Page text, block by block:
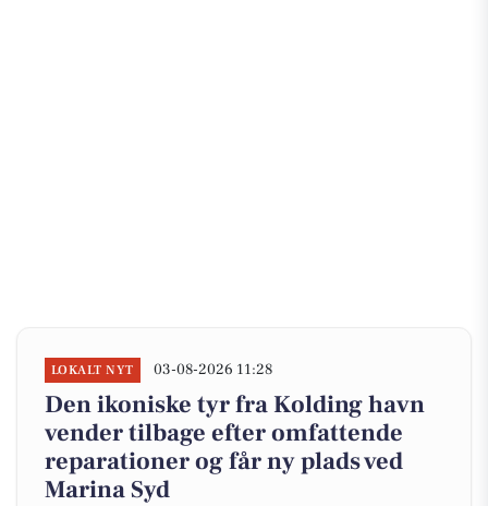
LOKALT NYT 03-08-2026 11:28
Den ikoniske tyr fra Kolding havn
vender tilbage efter omfattende
reparationer og får ny plads ved
Marina Syd